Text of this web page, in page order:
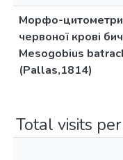
Морфо-
червоної крові
Mesogobius
(Pallas,1814)
Total visits